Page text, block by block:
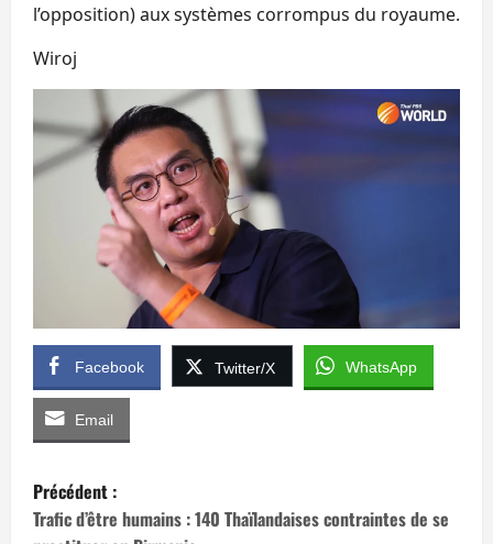
l’opposition) aux systèmes corrompus du royaume.
Wiroj
Facebook Twitter/X WhatsApp
Email
N
a
Précédent :
Trafic d’être humains : 140 Thaïlandaises contraintes de se